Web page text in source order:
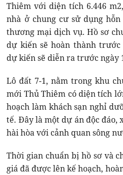
Thiêm với diện tích 6.446
nhà ở chung cư sử dụng
thương mại dịch vụ. Hồ sơ
dự kiến sẽ hoàn thành trước
dự kiến sẽ diễn ra trước ngày
Lô đất 7-1, nằm trong khu
mới Thủ Thiêm có diện tích
hoạch làm khách sạn nghỉ
tế. Đây là một dự án độc đáo,
hài hòa với cảnh quan sông
Thời gian chuẩn bị hồ sơ và
giá đã được lên kế hoạch,